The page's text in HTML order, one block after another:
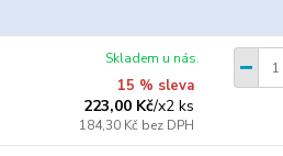
15 % sleva
223,00 Kč/x2 ks
184,30 Kč bez DPH
Skladem u nás.